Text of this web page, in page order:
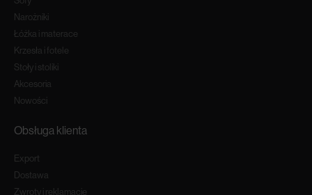
Narożniki
Łóżka i materace
Krzesła i fotele
Stoły i stoliki
Akcesoria
Nowości
Obsługa klienta
Export
Dostawa
Zwroty i reklamacje